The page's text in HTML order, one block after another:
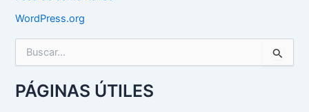
WordPress.org
c
aPÁGINAS ÚTILES